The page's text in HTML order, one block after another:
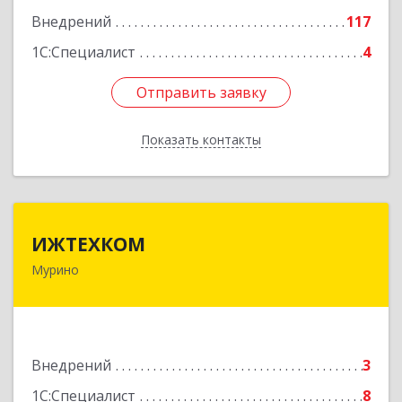
Внедрений
117
1С:Специалист
4
Отправить заявку
Показать контакты
Подробнее
Отправить заявку
Назад
ИЖТЕХКОМ
Мурино
Внедрений
3
1С:Специалист
8
188677, Ленинградская обл, Всеволожский р-н,